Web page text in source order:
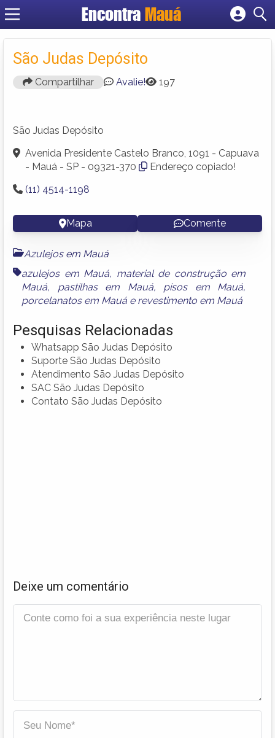
EncontraMauá
Criar conta
São Judas Depósito
Compartilhar Avalie! 197
São Judas Depósito
Avenida Presidente Castelo Branco, 1091 - Capuava
- Mauá - SP - 09321-370
Endereço copiado!
(11) 4514-1198
Mapa Comente
Azulejos em Mauá
azulejos em Mauá, material de construção em
Mauá, pastilhas em Mauá, pisos em Mauá,
porcelanatos em Mauá e revestimento em Mauá
Pesquisas Relacionadas
Whatsapp São Judas Depósito
Suporte São Judas Depósito
Atendimento São Judas Depósito
SAC São Judas Depósito
Contato São Judas Depósito
Deixe um comentário